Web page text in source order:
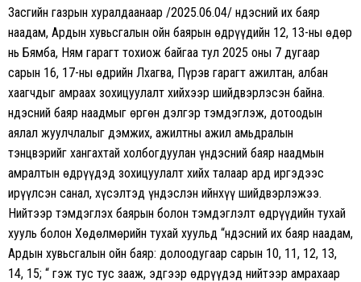
Засгийн газрын хуралдаанаар /2025.06.04/ Үндэсний их баяр
наадам, Ардын хувьсгалын ойн баярын өдрүүдийн 12, 13-ны өдөр
нь Бямба, Ням гарагт тохиож байгаа тул 2025 оны 7 дугаар
сарын 16, 17-ны өдрийн Лхагва, Пүрэв гарагт ажилтан, албан
хаагчдыг амраах зохицуулалт хийхээр шийдвэрлэсэн байна.
Үндэсний баяр наадмыг өргөн дэлгэр тэмдэглэж, дотоодын
аялал жуулчлалыг дэмжих, ажилтны ажил амьдралын
тэнцвэрийг хангахтай холбогдуулан үндэсний баяр наадмын
амралтын өдрүүдэд зохицуулалт хийх талаар ард иргэдээс
ирүүлсэн санал, хүсэлтэд үндэслэн ийнхүү шийдвэрлэжээ.
Нийтээр тэмдэглэх баярын болон тэмдэглэлт өдрүүдийн тухай
хууль болон Хөдөлмөрийн тухай хуульд “Үндэсний их баяр наадам,
Ардын хувьсгалын ойн баяр: долоодугаар сарын 10, 11, 12, 13,
14, 15; “ гэж тус тус зааж, эдгээр өдрүүдэд нийтээр амрахаар